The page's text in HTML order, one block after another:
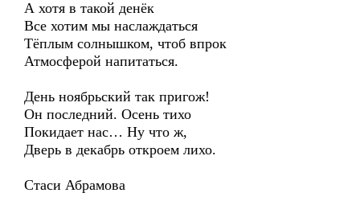
А хотя в такой денёк
Все хотим мы наслаждаться
Тёплым солнышком, чтоб впрок
Атмосферой напитаться.
День ноябрьский так пригож!
Он последний. Осень тихо
Покидает нас… Ну что ж,
Дверь в декабрь откроем лихо.
Стаси Абрамова